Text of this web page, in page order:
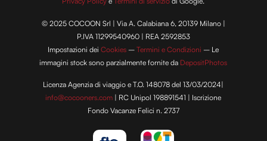
© 2025 COCOON Srl | Via A. Calabiana 6, 20139 Milano |
P.IVA 11299540960 | REA 2592853
Impostazioni deiCookies –Termini e Condizioni – Le
immagini stock sono parzialmente fornite da DepositPhotos
Licenza Agenzia di viaggio e T.O. 148078 del 13/03/2024|
info@cocooners.com | RC Unipol 198891541 | Iscrizione
Fondo Vacanze Felici n. 2737